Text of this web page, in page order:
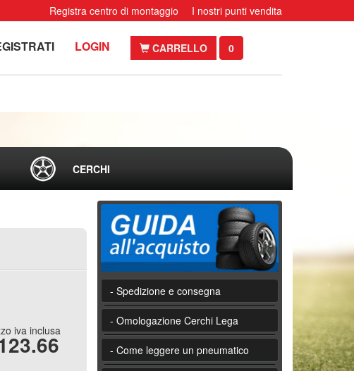
Registra centro di montaggio I nostri punti vendita
LOGIN CARRELLO 0
CERCHI
iva inclusa
- Spedizione e consegna
- Omologazione Cerchi Lega
- Come leggere un pneumatico